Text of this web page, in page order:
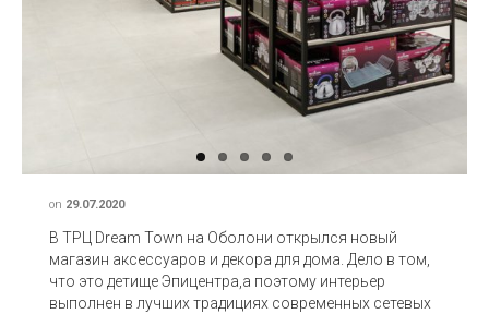
on 29.07.2020
В ТРЦ Dream Town на Оболони открылся новый
магазин аксессуаров и декора для дома. Дело в том,
что это детище Эпицентра,а поэтому интерьер
выполнен в лучших традициях современных сетевых